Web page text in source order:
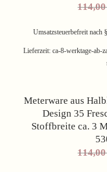
Umsatzsteuerbefreit
Lieferzeit: ca-8-werktage-ab-
Meterware aus
Design 35
Stoffbreite ca. 3